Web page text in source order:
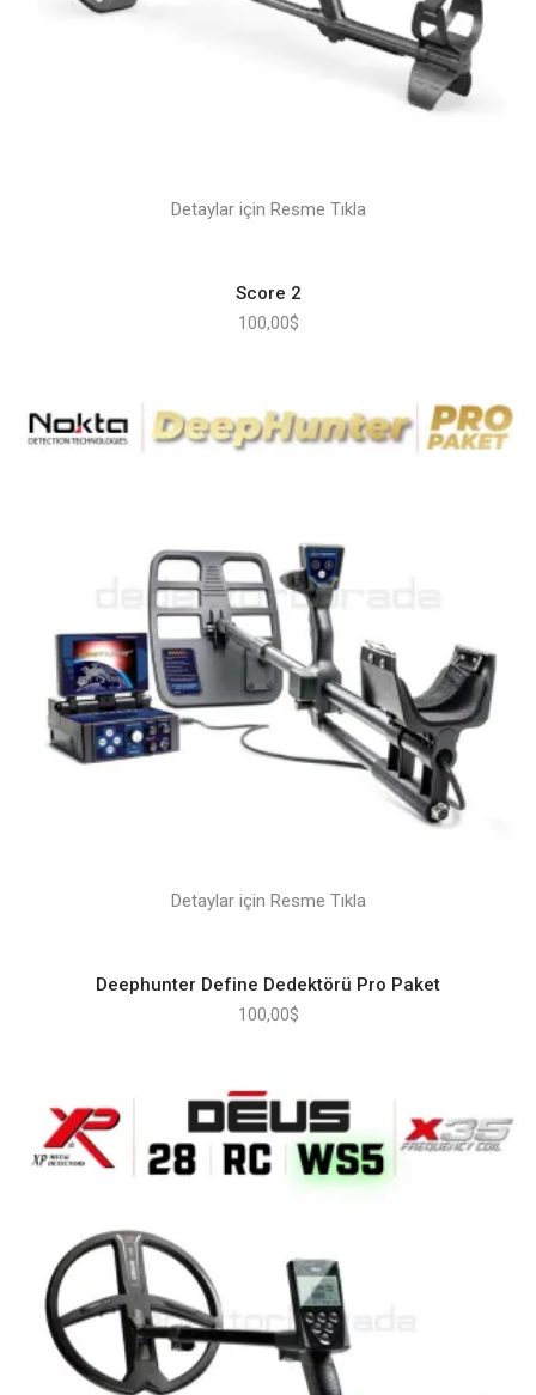
Detaylar için Resme Tıkla
Score 2
100,00$
Detaylar için Resme Tıkla
Deephunter Define Dedektörü Pro Paket
100,00$